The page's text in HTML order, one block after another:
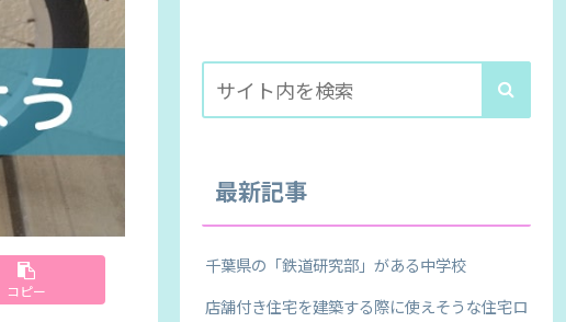
コピー
最新記事
千葉県の「鉄道研究部」がある中学校
店舗付き住宅を建築する際に使えそうな住宅ロ